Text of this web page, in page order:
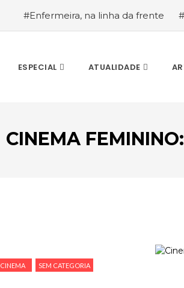
#Enfermeira, na linha da frente
ESPECIAL ATUALIDADE
CINEMA
CINEMA SEM CATEGORIA